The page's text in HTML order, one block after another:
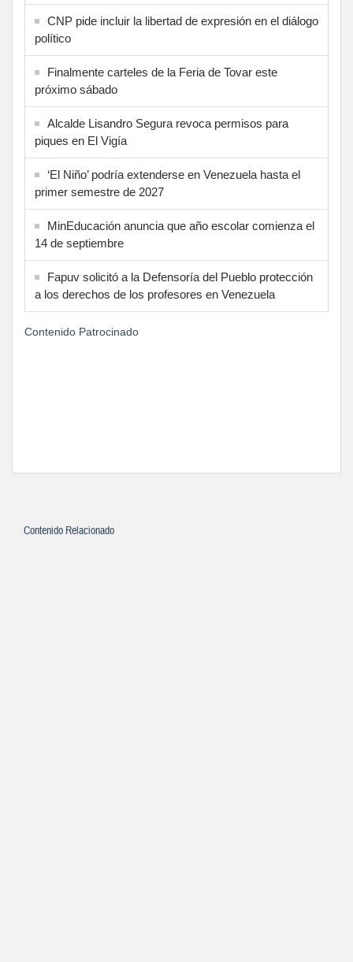
CNP pide incluir la libertad de expresión en el diálogo
político
Finalmente carteles de la Feria de Tovar este
próximo sábado
Alcalde Lisandro Segura revoca permisos para
piques en El Vigía
‘El Niño’ podría extenderse en Venezuela hasta el
primer semestre de 2027
MinEducación anuncia que año escolar comienza el
14 de septiembre
Fapuv solicitó a la Defensoría del Pueblo protección
a los derechos de los profesores en Venezuela
Contenido Patrocinado
Contenido Relacionado